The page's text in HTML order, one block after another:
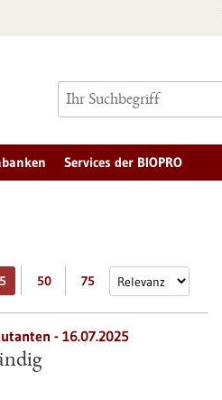
Services der BIOPRO
50 75
- 16.07.2025